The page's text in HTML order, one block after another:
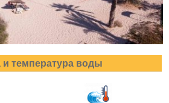
и температура воды